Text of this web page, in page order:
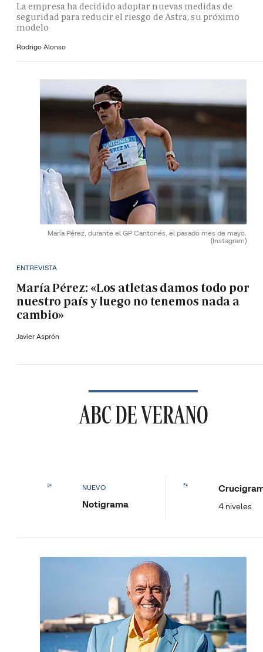
La empresa ha decidido adoptar nuevas medidas de
seguridad para reducir el riesgo de Astra, su próximo
modelo
Rodrigo Alonso
María Pérez, durante el GP Cantonés, el pasado mes de mayo.
(Instagram)
ENTREVISTA
María Pérez: «Los atletas damos todo por
nuestro país y luego no tenemos nada a
cambio»
Javier Asprón
ABC DE VERANO
NUEVO
Notigrama 4 niveles